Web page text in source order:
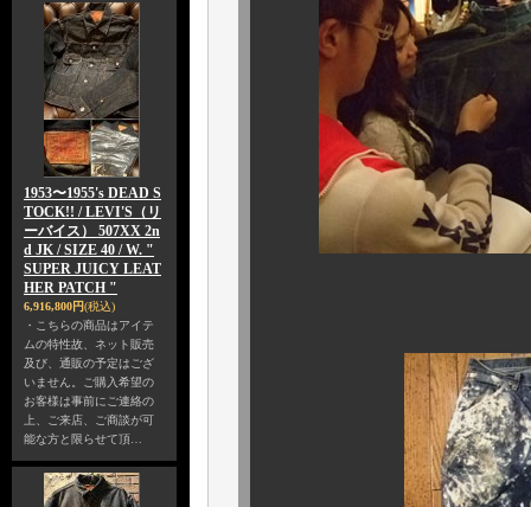
1953〜1955's DEAD S
TOCK!! / LEVI'S（リ
ーバイス） 507XX 2n
d JK / SIZE 40 / W. "
SUPER JUICY LEAT
HER PATCH "
6,916,800円(税込)
・こちらの商品はアイテ
ムの特性故、ネット販売
及び、通販の予定はござ
いません。ご購入希望の
お客様は事前にご連絡の
上、ご来店、ご商談が可
能な方と限らせて頂…